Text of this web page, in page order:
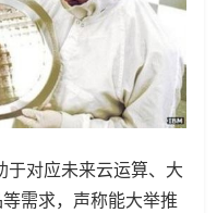
于对应未来云运算、大
需求，声称能大举推